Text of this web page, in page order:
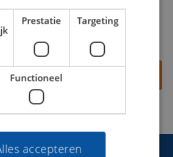
71
opnemen
Prestatie Targeting
Functioneel
accepteren